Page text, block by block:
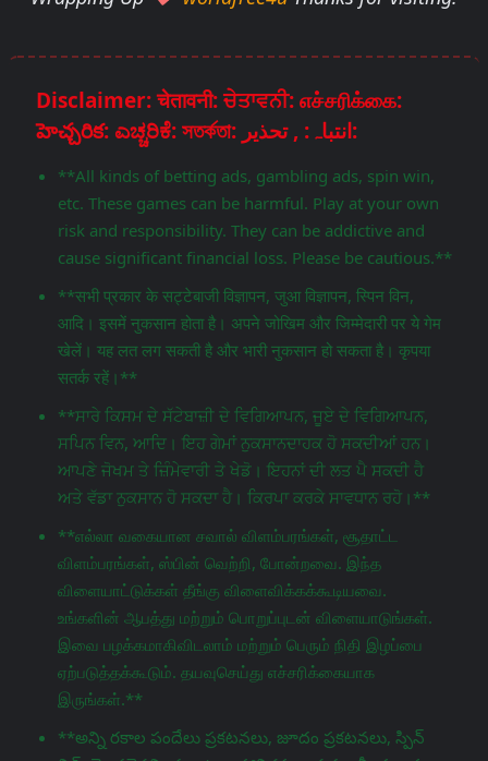
Disclaimer: चेतावनी: ਚੇਤਾਵਨੀ: எச்சரிக்கை:
హెచ్చరిక: ಎಚ್ಚರಿಕೆ: সতর্কতা: انتباہ: , تحذير:
**All kinds of betting ads, gambling ads, spin win,
etc. These games can be harmful. Play at your own
risk and responsibility. They can be addictive and
cause significant financial loss. Please be cautious.**
**सभी प्रकार के सट्टेबाजी विज्ञापन, जुआ विज्ञापन, स्पिन विन,
आदि। इसमें नुकसान होता है। अपने जोखिम और जिम्मेदारी पर ये गेम
खेलें। यह लत लग सकती है और भारी नुकसान हो सकता है। कृपया
सतर्क रहें।**
**ਸਾਰੇ ਕਿਸਮ ਦੇ ਸੱਟੇਬਾਜ਼ੀ ਦੇ ਵਿਗਿਆਪਨ, ਜੂਏ ਦੇ ਵਿਗਿਆਪਨ,
ਸਪਿਨ ਵਿਨ, ਆਦਿ। ਇਹ ਗੇਮਾਂ ਨੁਕਸਾਨਦਾਹਕ ਹੋ ਸਕਦੀਆਂ ਹਨ।
ਆਪਣੇ ਜੋਖਮ ਤੇ ਜ਼ਿੰਮੇਵਾਰੀ ਤੇ ਖੇਡੋ। ਇਹਨਾਂ ਦੀ ਲਤ ਪੈ ਸਕਦੀ ਹੈ
ਅਤੇ ਵੱਡਾ ਨੁਕਸਾਨ ਹੋ ਸਕਦਾ ਹੈ। ਕਿਰਪਾ ਕਰਕੇ ਸਾਵਧਾਨ ਰਹੋ।**
**எல்லா வகையான சவால் விளம்பரங்கள், சூதாட்ட
விளம்பரங்கள், ஸ்பின் வெற்றி, போன்றவை. இந்த
விளையாட்டுக்கள் தீங்கு விளைவிக்கக்கூடியவை.
உங்களின் ஆபத்து மற்றும் பொறுப்புடன் விளையாடுங்கள்.
இவை பழக்கமாகிவிடலாம் மற்றும் பெரும் நிதி இழப்பை
ஏற்படுத்தக்கூடும். தயவுசெய்து எச்சரிக்கையாக
இருங்கள்.**
**అన్ని రకాల పందేలు ప్రకటనలు, జూదం ప్రకటనలు, స్పిన్